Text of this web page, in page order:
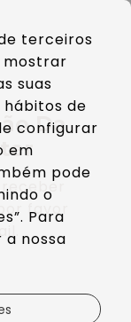
Da
favor
terceiros
mostrar
suas
de
configurar
em
pode
o
Para
nossa